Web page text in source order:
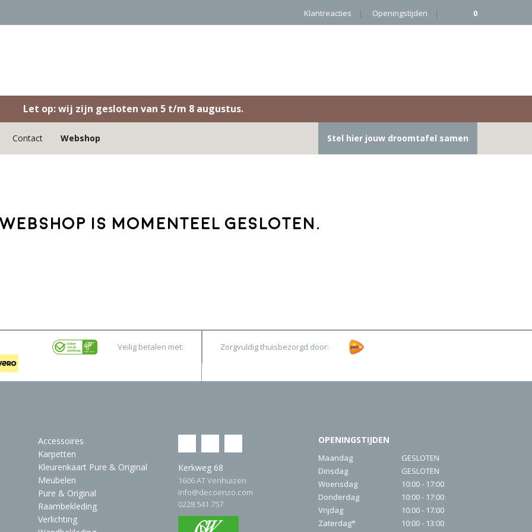
Klantreacties Openingstijden 0
Let op: wij zijn gesloten van 5 t/m 8 augustus.
Contact Webshop Stel hier jouw droomtafel samen
is momenteel gesloten.
Veilig betalen met: Zorgvuldig thuisbezorgd door:
Accessoires
Karpetten
Kleurenkaart Pure & Original
Meubelen
Pure & Original
Raambekleding
Verlichting
Kerkweg 68
1606 AT Venhuizen
info@decoenzo.com
0228 541 757
OPENINGSTIJDEN
Maandag
GESLOTEN
Dinsdag
GESLOTEN
Woensdag
10:00 - 17:00
Donderdag
10:00 - 17:00
Vrijdag
10:00 - 17:00
Zaterdag*
10:00 - 13:00